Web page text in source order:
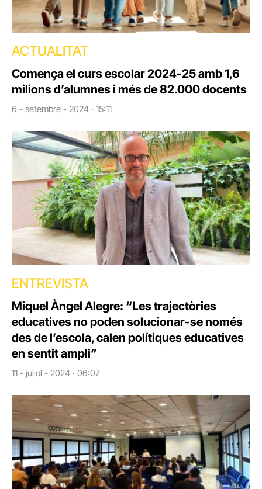
ACTUALITAT
Comença el curs escolar 2024-25 amb 1,6
milions d’alumnes i més de 82.000 docents
6 - setembre - 2024 · 15:11
ENTREVISTA
Miquel Àngel Alegre: “Les trajectòries
educatives no poden solucionar-se només
des de l’escola, calen polítiques educatives
en sentit ampli”
11 - juliol - 2024 · 06:07